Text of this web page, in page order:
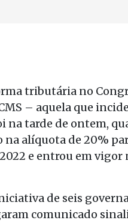
tributária no
– aquela que
tarde de ontem,
alíquota de 20%
e entrou em vigor
de seis
comunicado